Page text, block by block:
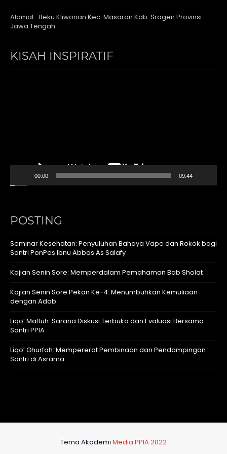
Alamat : Beku Kliwonan Kec. Masaran Kab. Sragen Provinsi
Jawa Tengah
KISAH INSPIRATIF
00:00 09:44
POSTING
Seminar Kesehatan: Penyuluhan Bahaya Vape dan Rokok bagi
Santri PonPes Ibnu Abbas As Salafy
Kajian Senin Sore: Memperdalam Pemahaman Bab Sholat
Kajian Senin Sore Pekan Ke-4: Menumbuhkan Kemuliaan
dengan Adab
Liqo’ Maftuh: Sarana Diskusi Terbuka dan Evaluasi Bersama
Santri PPIA
Liqo’ Ghurfah: Mempererat Pembinaan dan Pendampingan
Santri di Asrama
Tema Akademi Media PPIA 2022